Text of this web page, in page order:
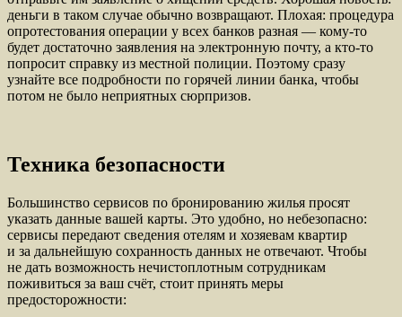
деньги в таком случае обычно возвращают. Плохая: процедура
опротестования операции у всех банков разная — кому-то
будет достаточно заявления на электронную почту, а кто-то
попросит справку из местной полиции. Поэтому сразу
узнайте все подробности по горячей линии банка, чтобы
потом не было неприятных сюрпризов.
Техника безопасности
Большинство сервисов по бронированию жилья просят
указать данные вашей карты. Это удобно, но небезопасно:
сервисы передают сведения оте­лям и хозяевам квартир
и за дальнейшую сохранность данных не отвечают. Чтобы
не дать возможность нечистоплотным сотрудникам
поживиться за ваш счёт, стоит принять меры
предосторожности: